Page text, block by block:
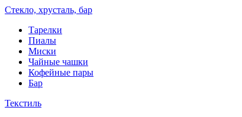
Стекло, хрусталь, бар
Тарелки
Пиалы
Миски
Чайные чашки
Кофейные пары
Бар
Текстиль